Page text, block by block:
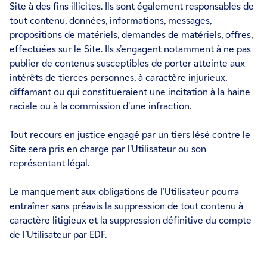
Site à des fins illicites. Ils sont également responsables de
tout contenu, données, informations, messages,
propositions de matériels, demandes de matériels, offres,
effectuées sur le Site. Ils s’engagent notamment à ne pas
publier de contenus susceptibles de porter atteinte aux
intérêts de tierces personnes, à caractère injurieux,
diffamant ou qui constitueraient une incitation à la haine
raciale ou à la commission d’une infraction.
Tout recours en justice engagé par un tiers lésé contre le
Site sera pris en charge par l’Utilisateur ou son
représentant légal.
Le manquement aux obligations de l’Utilisateur pourra
entraîner sans préavis la suppression de tout contenu à
caractère litigieux et la suppression définitive du compte
de l’Utilisateur par EDF.